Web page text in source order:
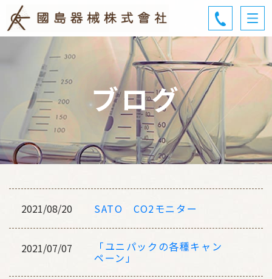
ブログ
SATO CO2モニター
2021/08/20
「ユニパックの各種キャン
ペーン」
2021/07/07